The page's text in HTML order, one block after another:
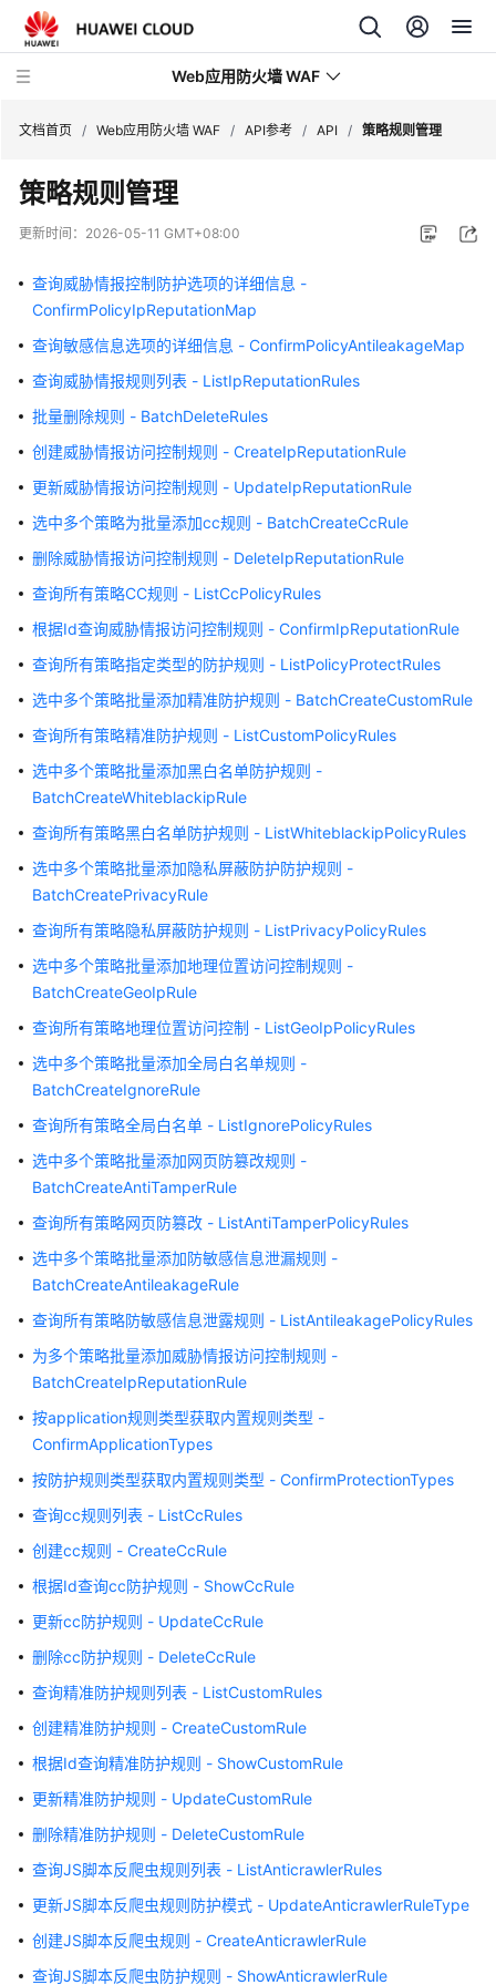
Web应用防火墙 WAF
最
新
态
务
公
产
介
绍
计
费
说
快
入
门
户
指
南
最
佳
实
践
API
参
考
使
用
前
读
API
览
如
何
用
API
云
式
防
网
站
理
独
模
式
文档首页 / Web应用防火墙 WAF / API参考 / API / 策略规则管理
策略规则管理
更新时间： 2026-05-11 GMT+08:00
查询威胁情报控制防护选项的详细信息 -
ConfirmPolicyIpReputationMap
查询敏感信息选项的详细信息 - ConfirmPolicyAntileakageMap
查询威胁情报规则列表 - ListIpReputationRules
批量删除规则 - BatchDeleteRules
创建威胁情报访问控制规则 - CreateIpReputationRule
更新威胁情报访问控制规则 - UpdateIpReputationRule
选中多个策略为批量添加cc规则 - BatchCreateCcRule
删除威胁情报访问控制规则 - DeleteIpReputationRule
查询所有策略CC规则 - ListCcPolicyRules
根据Id查询威胁情报访问控制规则 - ConfirmIpReputationRule
查询所有策略指定类型的防护规则 - ListPolicyProtectRules
选中多个策略批量添加精准防护规则 - BatchCreateCustomRule
查询所有策略精准防护规则 - ListCustomPolicyRules
选中多个策略批量添加黑白名单防护规则 -
BatchCreateWhiteblackipRule
查询所有策略黑白名单防护规则 - ListWhiteblackipPolicyRules
选中多个策略批量添加隐私屏蔽防护防护规则 -
BatchCreatePrivacyRule
查询所有策略隐私屏蔽防护规则 - ListPrivacyPolicyRules
选中多个策略批量添加地理位置访问控制规则 -
BatchCreateGeoIpRule
查询所有策略地理位置访问控制 - ListGeoIpPolicyRules
选中多个策略批量添加全局白名单规则 -
BatchCreateIgnoreRule
查询所有策略全局白名单 - ListIgnorePolicyRules
选中多个策略批量添加网页防篡改规则 -
BatchCreateAntiTamperRule
查询所有策略网页防篡改 - ListAntiTamperPolicyRules
选中多个策略批量添加防敏感信息泄漏规则 -
BatchCreateAntileakageRule
查询所有策略防敏感信息泄露规则 - ListAntileakagePolicyRules
为多个策略批量添加威胁情报访问控制规则 -
BatchCreateIpReputationRule
按application规则类型获取内置规则类型 -
ConfirmApplicationTypes
按防护规则类型获取内置规则类型 - ConfirmProtectionTypes
查询cc规则列表 - ListCcRules
创建cc规则 - CreateCcRule
根据Id查询cc防护规则 - ShowCcRule
更新cc防护规则 - UpdateCcRule
删除cc防护规则 - DeleteCcRule
查询精准防护规则列表 - ListCustomRules
创建精准防护规则 - CreateCustomRule
根据Id查询精准防护规则 - ShowCustomRule
更新精准防护规则 - UpdateCustomRule
删除精准防护规则 - DeleteCustomRule
查询JS脚本反爬虫规则列表 - ListAnticrawlerRules
更新JS脚本反爬虫规则防护模式 - UpdateAnticrawlerRuleType
创建JS脚本反爬虫规则 - CreateAnticrawlerRule
查询JS脚本反爬虫防护规则 - ShowAnticrawlerRule